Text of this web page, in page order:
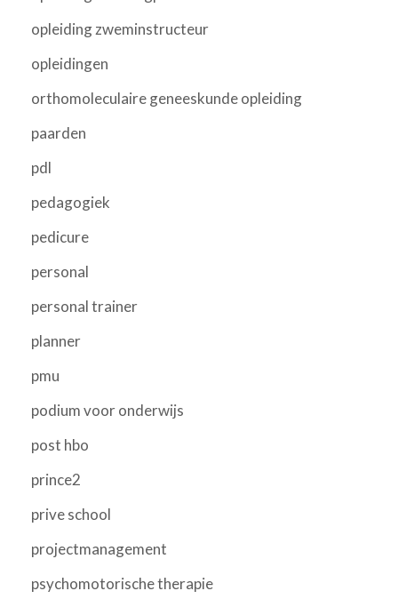
opleiding zweminstructeur
opleidingen
orthomoleculaire geneeskunde opleiding
paarden
pdl
pedagogiek
pedicure
personal
personal trainer
planner
pmu
podium voor onderwijs
post hbo
prince2
prive school
projectmanagement
psychomotorische therapie